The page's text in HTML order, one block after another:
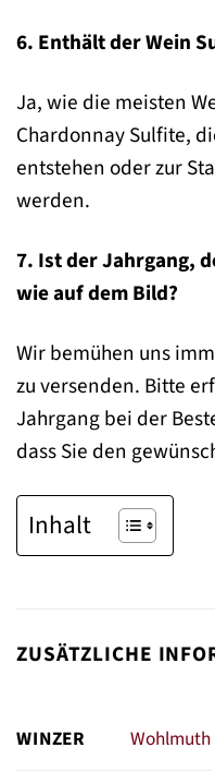
6. Enthält der Wein
Ja, wie die meisten
Chardonnay Sulfite,
entstehen oder zur
werden.
7. Ist der Jahrgang,
wie auf dem Bild?
Wir bemühen uns
zu versenden. Bitte
Jahrgang bei der
dass Sie den
Inhalt
ZUSÄTZLICHE
WINZER Wohlmuth